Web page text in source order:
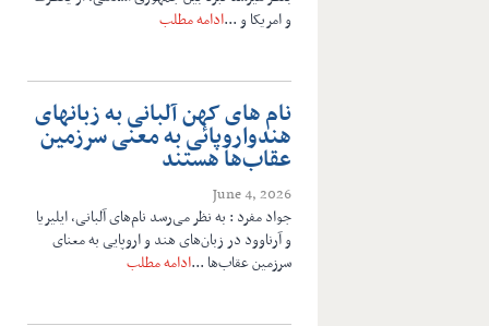
و امریکا و ...ادامه مطلب
نام های کهن آلبانی به زبانهای
هندواروپائی به معنی سرزمین
عقاب‌ها هستند
June 4, 2026
جواد مفرد : به نظر می‌رسد نام‌های آلبانی، ایلیریا
و آرناوود در زبان‌های هند و اروپایی به معنای
سرزمین عقاب‌ها ...ادامه مطلب